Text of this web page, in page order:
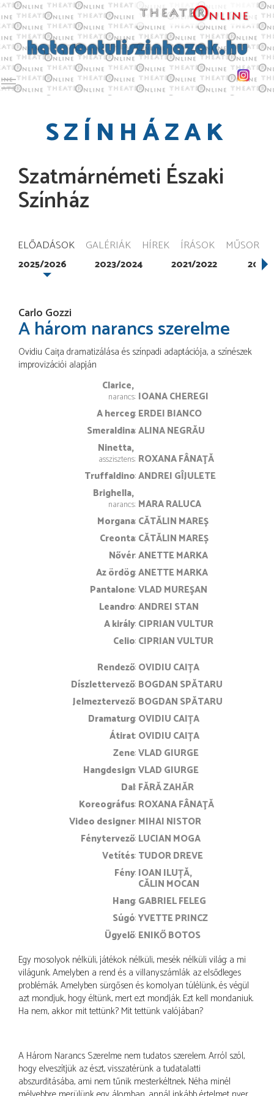
Toggle main menu visibility
SZÍNHÁZAK
Szatmárnémeti Északi
Színház
ELŐADÁSOK GALÉRIÁK HÍREK ÍRÁSOK MŰSOR
2025/2026 2023/2024 2021/2022
Carlo Gozzi
A három narancs szerelme
Ovidiu Caița dramatizálása és színpadi adaptációja, a színészek
improvizációi alapján
Clarice
narancs IOANA CHEREGI
A herceg ERDEI BIANCO
Smeraldina ALINA NEGRĂU
Ninetta
asszisztens ROXANA FÂNAŢĂ
Truffaldino ANDREI GÎJULETE
Brighella
narancs MARA RALUCA
Morgana CĂTĂLIN MAREȘ
Creonta CĂTĂLIN MAREȘ
Nővér ANETTE MARKA
Az ördög ANETTE MARKA
Pantalone VLAD MUREŞAN
Leandro ANDREI STAN
A király CIPRIAN VULTUR
Celio CIPRIAN VULTUR
rendező OVIDIU CAIȚA
díszlettervező BOGDAN SPĂTARU
jelmeztervező BOGDAN SPĂTARU
dramaturg OVIDIU CAIȚA
átirat OVIDIU CAIȚA
zene VLAD GIURGE
hangdesign VLAD GIURGE
dal FĂRĂ ZAHĂR
koreográfus ROXANA FÂNAŢĂ
video designer MIHAI NISTOR
fénytervező LUCIAN MOGA
vetítés TUDOR DREVE
fény IOAN ILUȚĂ
CĂLIN MOCAN
hang GABRIEL FELEG
súgó YVETTE PRINCZ
ügyelő ENIKŐ BOTOS
Egy mosolyok nélküli, játékok nélküli, mesék nélküli világ: a mi
világunk. Amelyben a rend és a villanyszámlák az elsődleges
problémák. Amelyben sürgősen és komolyan túlélünk, és végül
azt mondjuk, hogy éltünk, mert ezt mondják. Ezt kell mondaniuk.
Ha nem, akkor mit tettünk? Mit tettünk valójában?
A Három Narancs Szerelme nem tudatos szerelem. Arról szól,
hogy elveszítjük az észt, visszatérünk a tudatalatti
abszurditásába, ami nem tűnik mesterkéltnek. Néha minél